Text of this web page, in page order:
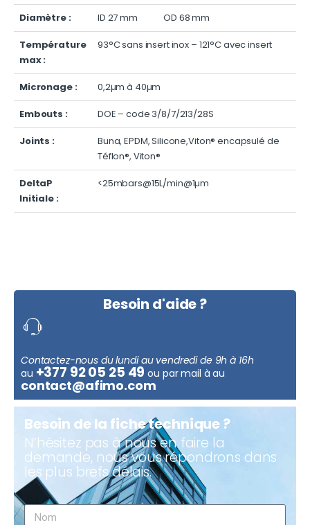
Diamètre : ID 27 mm OD 68 mm
Température
max :
93°C sans insert inox – 121°C avec insert
Micronage : 0,2µm à 40µm
Embouts : DOE – code 3/8/7/213/28S
Joints :
Buna, EPDM, Silicone,Viton® encapsulé de
Téflon®, Viton®
DeltaP
Initiale :
<25mbars@15L/min@1µm
Besoin d'aide ?
Contactez-nous du lundi au vendredi de 9h à 16h
au +377 92 05 25 49 ou par mail à au
contact@afimo.com
Besoin de la fiche technique ?
N’hésitez pas à nous en faire la
demande, nous vous répondrons dans
les plus brefs délais.